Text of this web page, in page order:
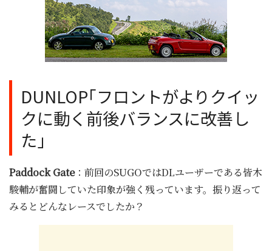
DUNLOP｢フロントがよりクイッ
クに動く前後バランスに改善し
た｣
Paddock Gate：前回のSUGOではDLユーザーである皆木
駿輔が奮闘していた印象が強く残っています。振り返って
みるとどんなレースでしたか？